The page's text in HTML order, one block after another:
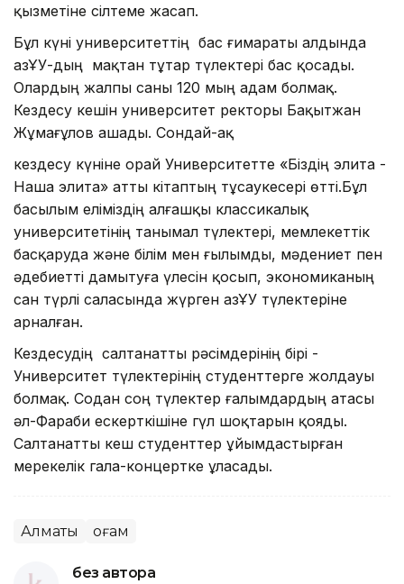
қызметіне сілтеме жасап.
Бұл күні университеттің бас ғимараты алдында
ҚазҰУ-дың мақтан тұтар түлектері бас қосады.
Олардың жалпы саны 120 мың адам болмақ.
Кездесу кешін университет ректоры Бақытжан
Жұмағұлов ашады. Сондай-ақ
кездесу күніне орай Университетте «Біздің элита -
Наша элита» атты кітаптың тұсаукесері өтті.Бұл
басылым еліміздің алғашқы классикалық
университетінің танымал түлектері, мемлекеттік
басқаруда және білім мен ғылымды, мәдениет пен
әдебиетті дамытуға үлесін қосып, экономиканың
сан түрлі саласында жүрген ҚазҰУ түлектеріне
арналған.
Кездесудің салтанатты рәсімдерінің бірі -
Университет түлектерінің студенттерге жолдауы
болмақ. Содан соң түлектер ғалымдардың атасы
әл-Фараби ескерткішіне гүл шоқтарын қояды.
Салтанатты кеш студенттер ұйымдастырған
мерекелік гала-концертке ұласады.
Алматы Қоғам
без автора